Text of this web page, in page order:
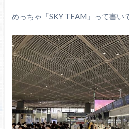
めっちゃ「SKY TEAM」って書い